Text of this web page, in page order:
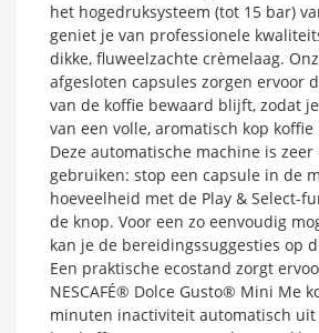
het hogedruksysteem (tot 15 bar)
geniet je van professionele
dikke, fluweelzachte crèmelaag.
afgesloten capsules zorgen ervoor
van de koffie bewaard blijft, zodat
van een volle, aromatisch kop
Deze automatische machine is
gebruiken: stop een capsule in de
hoeveelheid met de Play & Select-
de knop. Voor een zo eenvoudig
kan je de bereidingssuggesties op
Een praktische ecostand zorgt
NESCAFÉ® Dolce Gusto® Mini Me
minuten inactiviteit automatisch uit